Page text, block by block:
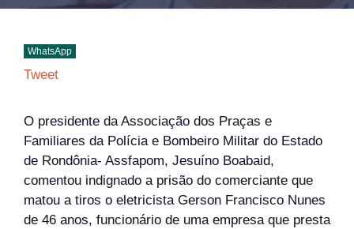
WhatsApp
Tweet
O presidente da Associação dos Praças e
Familiares da Polícia e Bombeiro Militar do Estado
de Rondônia- Assfapom, Jesuíno Boabaid,
comentou indignado a prisão do comerciante que
matou a tiros o eletricista Gerson Francisco Nunes
de 46 anos, funcionário de uma empresa que presta